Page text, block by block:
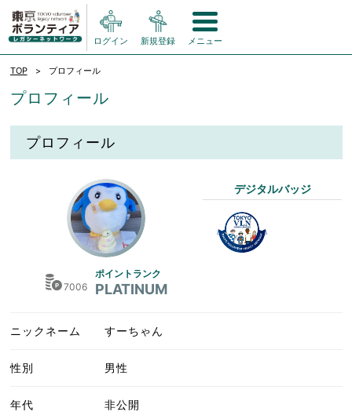
ログイン 新規登録 メニュー
TOP プロフィール
プロフィール
プロフィール
7006
ポイントランク
PLATINUM
デジタルバッジ
ニックネーム すーちゃん
性別 男性
年代 非公開